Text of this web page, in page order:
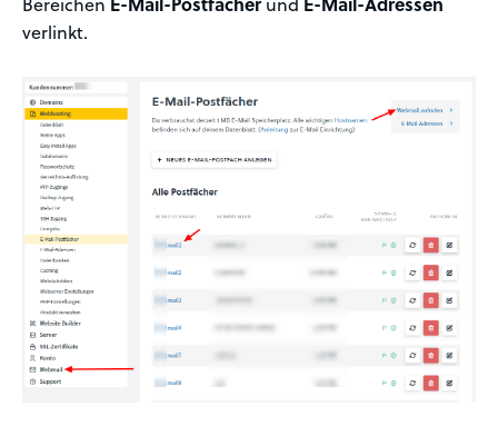
verlinkt.